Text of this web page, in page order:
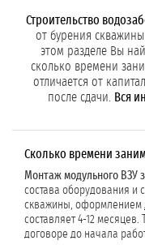
Строительство
от бурения
этом разделе Вы
сколько времени
отличается от
после сдачи.
Вся
Сколько времени
Монтаж модульного ВЗУ
состава оборудования и
скважины, оформлением
составляет 4-12
договоре до начала